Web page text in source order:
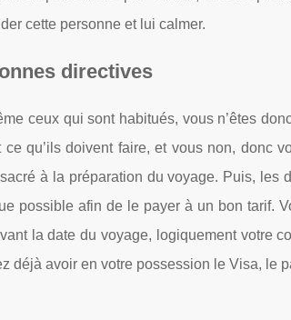
cette personne et lui calmer.
directives
ceux qui sont habitués, vous n’êtes
qu’ils doivent faire, et vous non, donc
à la préparation du voyage. Puis, les
possible afin de le payer à un bon tarif.
la date du voyage, logiquement votre
déjà avoir en votre possession le Visa, le